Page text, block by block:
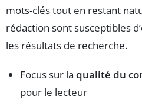
mots-clés tout en restant
rédaction sont susceptibles
les résultats de recherche.
Focus sur la qualité du
pour le lecteur